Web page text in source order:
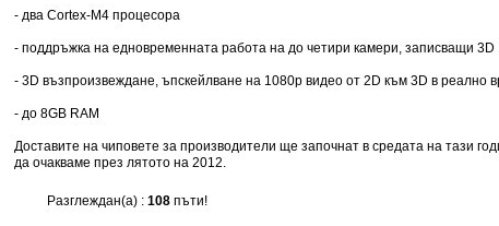
- два Cortex-M4 процесора
- поддръжка на едновременната работа на до четири камери, записващи 3D
- 3D възпроизвеждане, ъпскейлване на 1080p видео от 2D към 3D в реално
- до 8GB RAM
Доставите на чиповете за производители ще започнат в средата на тази
да очакваме през лятото на 2012.
Разглеждан(а) : 108 пъти!